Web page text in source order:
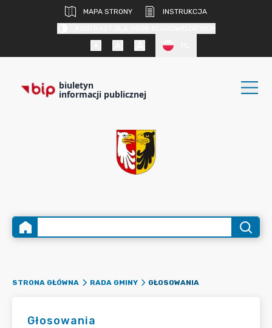
MAPA STRONY
INSTRUKCJA
biuletyn
informacji publicznej
STRONA GŁÓWNA RADA GMINY GŁOSOWANIA
Głosowania